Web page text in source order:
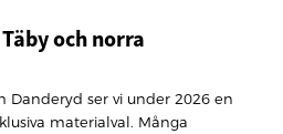
och norra
Danderyd ser vi under 2026 en
materialval. Många